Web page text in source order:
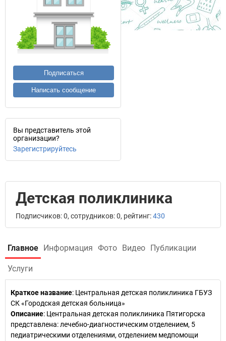
Подписаться
Написать сообщение
Вы представитель этой
организации?
Зарегистрируйтесь
Детская поликлиника
Подписчиков: 0, сотрудников: 0, рейтинг:430
Главное Информация Фото Видео Публикации
Услуги
Краткое название: Центральная детская поликлиника ГБУЗ
СК «Городская детская больница»
Описание: Центральная детская поликлиника Пятигорска
представлена: лечебно-диагностическим отделением, 5
педиатрическими отделениями, отделением медпомощи